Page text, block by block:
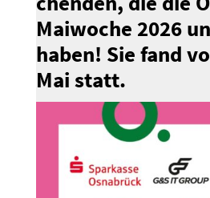
Maiwoche 2026
haben! Sie fand
Mai statt.